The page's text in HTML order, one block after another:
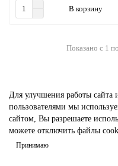
В корзину
Показано с 1
Для улучшения работы сайта
пользователями мы
сайтом, Вы разрешаете
можете отключить файлы
Принимаю